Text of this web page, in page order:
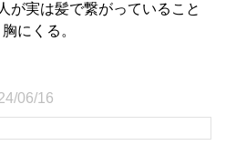
が実は髪で繋がっていること
にくる。
06/16